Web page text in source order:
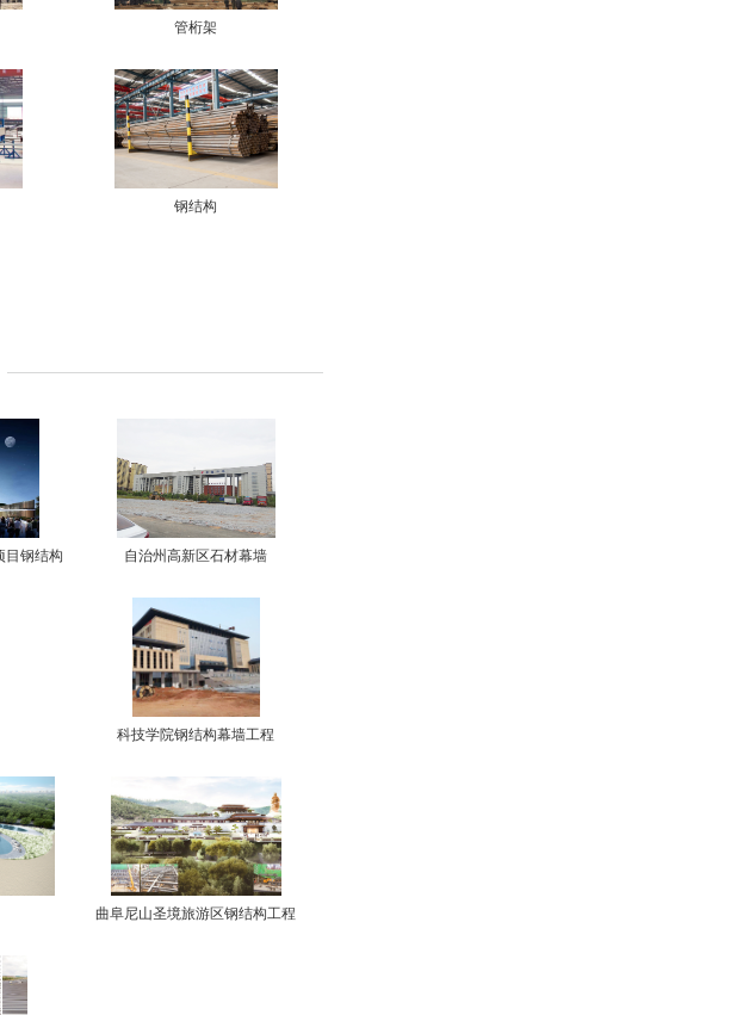
管桁架
钢结构
目钢结构 自治州高新区石材幕墙
科技学院钢结构幕墙工程
曲阜尼山圣境旅游区钢结构工程